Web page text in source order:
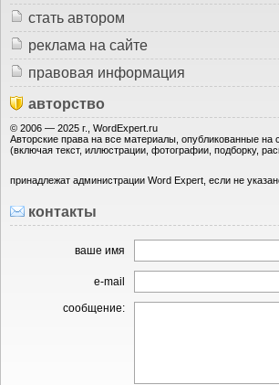
стать автором
реклама на сайте
правовая информация
авторство
© 2006 — 2025 г., WordExpert.ru
Авторские права на все материалы, опубликованные на
(включая текст, иллюстрации, фотографии, подборку,
принадлежат администрации Word Expert, если не
контакты
ваше имя
e-mail
сообщение: